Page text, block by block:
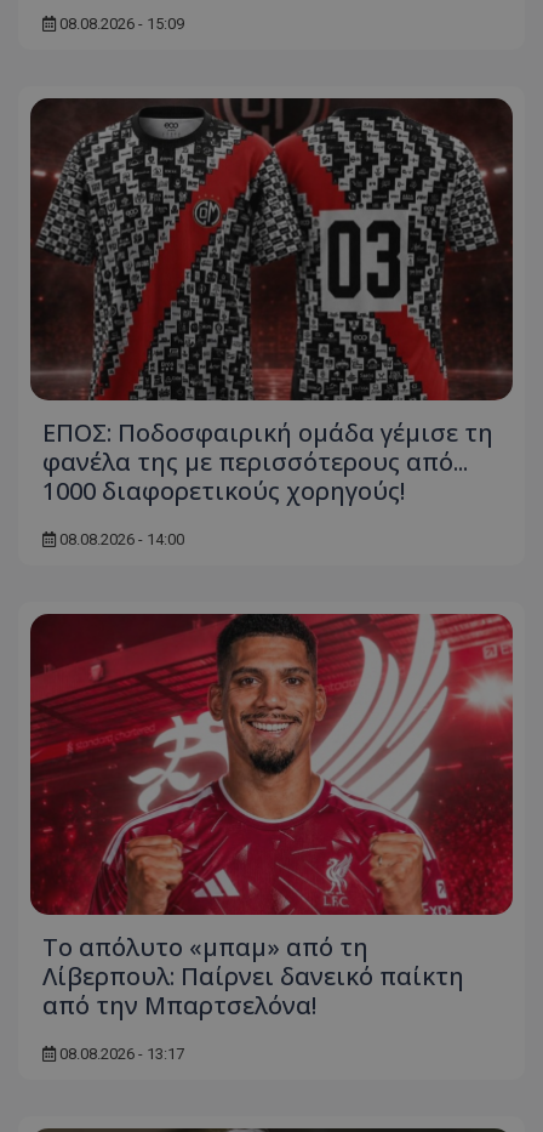
08.08.2026 - 15:09
ΕΠΟΣ: Ποδοσφαιρική ομάδα γέμισε τη
φανέλα της με περισσότερους από...
1000 διαφορετικούς χορηγούς!
08.08.2026 - 14:00
Το απόλυτο «μπαμ» από τη
Λίβερπουλ: Παίρνει δανεικό παίκτη
από την Μπαρτσελόνα!
08.08.2026 - 13:17